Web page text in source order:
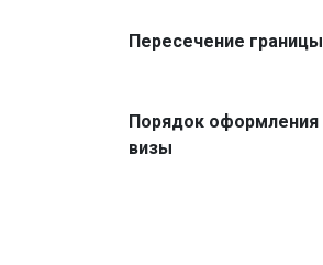
Пересечение границы
Порядок оформления
визы